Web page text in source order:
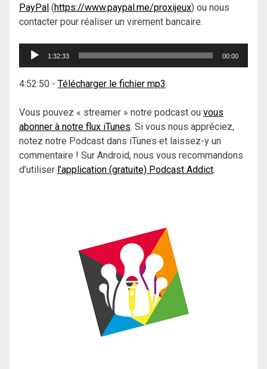
PayPal (https://www.paypal.me/proxijeux) ou nous
contacter pour réaliser un virement bancaire.
Lecteur
1:32:33 00:00
4:52:50 - Télécharger le fichier mp3
Vous pouvez « streamer » notre podcast ou vous
abonner à notre flux iTunes. Si vous nous appréciez,
notez notre Podcast dans iTunes et laissez-y un
commentaire ! Sur Android, nous vous recommandons
d’utiliser l’application (gratuite) Podcast Addict.